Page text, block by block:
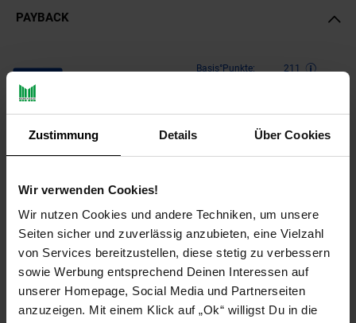
Zustimmung Details Über Cookies
Wir verwenden Cookies!
Wir nutzen Cookies und andere Techniken, um unsere
Seiten sicher und zuverlässig anzubieten, eine Vielzahl
von Services bereitzustellen, diese stetig zu verbessern
sowie Werbung entsprechend Deinen Interessen auf
unserer Homepage, Social Media und Partnerseiten
anzuzeigen. Mit einem Klick auf „Ok“ willigst Du in die
PAYBACK
Payback Punkte Basis°Punkte:
211
Produktbeschreibung
Perfekter Schutz & optischer Hingucker für Ihren
Gartenteiches mit der Aquagart Böschungsmatte
Ein Teich im eigenen Garten ist wohl für jeden Hausbesitzer
das Highlight in der Gartengestaltung. Ein Ort der Entspannung,
Treffpunkt vieler nützlicher Insekten und Tiere, eine Oase aus
Wasser und herrlichen Pflanzen. Unsere offene,
dreidimensionale Krallmatten für Pflanzen sind schützend,